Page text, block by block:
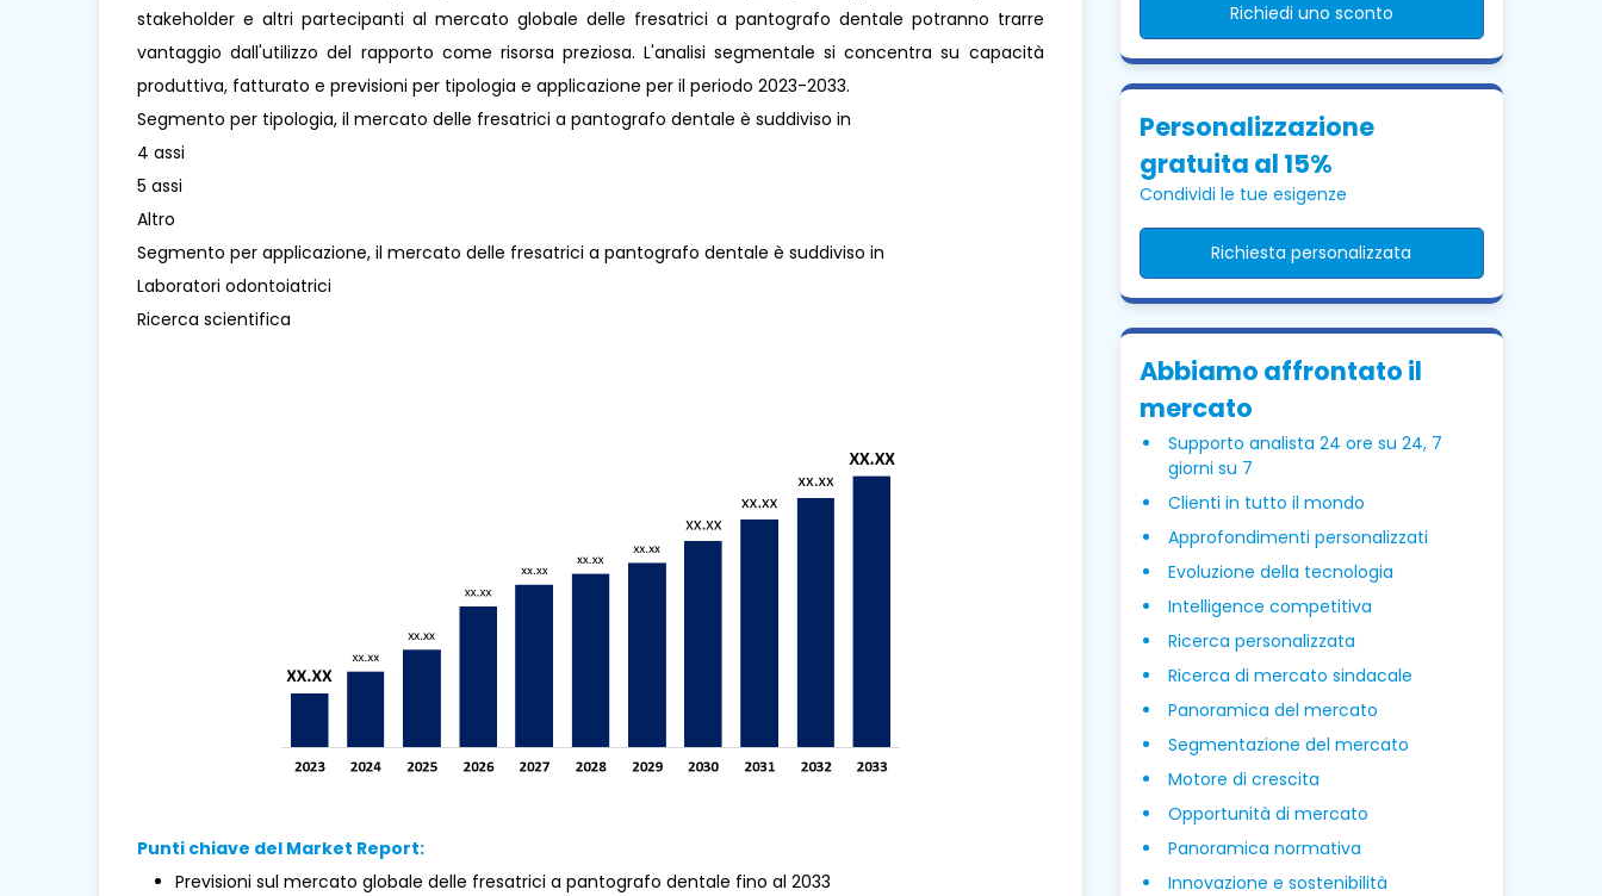
stakeholder e altri partecipanti al mercato globale delle fresatrici a pantografo dentale potranno trarre
vantaggio dall'utilizzo del rapporto come risorsa preziosa. L'analisi segmentale si concentra su capacità
produttiva, fatturato e previsioni per tipologia e applicazione per il periodo 2023-2033.
Segmento per tipologia, il mercato delle fresatrici a pantografo dentale è suddiviso in
4 assi
5 assi
Altro
Segmento per applicazione, il mercato delle fresatrici a pantografo dentale è suddiviso in
Laboratori odontoiatrici
Ricerca scientifica
Punti chiave del Market Report:
Previsioni sul mercato globale delle fresatrici a pantografo dentale fino al 2033
Richiedi uno sconto
Personalizzazione
gratuita al 15%
Condividi le tue esigenze
Richiesta personalizzata
Abbiamo affrontato il
mercato
Supporto analista 24 ore su 24, 7
giorni su 7
Clienti in tutto il mondo
Approfondimenti personalizzati
Evoluzione della tecnologia
Intelligence competitiva
Ricerca personalizzata
Ricerca di mercato sindacale
Panoramica del mercato
Segmentazione del mercato
Motore di crescita
Opportunità di mercato
Panoramica normativa
Innovazione e sostenibilità